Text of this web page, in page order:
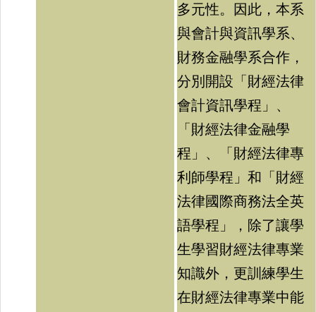
多元性。因此，本系
與會計與資訊學系、
財務金融學系合作，
分別開設「財經法律
會計資訊學程」、
「財經法律金融學
程」、「財經法律專
利師學程」和「財經
法律國際商務法全英
語學程」，除了讓學
生學習財經法律專業
知識外，更訓練學生
在財經法律專業中能